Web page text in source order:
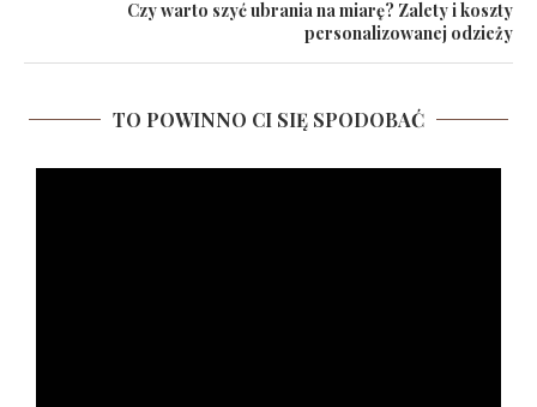
Czy warto szyć ubrania na miarę? Zalety i koszty
personalizowanej odzieży
TO POWINNO CI SIĘ SPODOBAĆ